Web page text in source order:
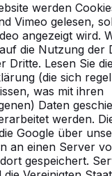
werden
Vimeo gelesen,
angezeigt wird.
die Nutzung der
Dritte. Lesen Sie
(die sich
was mit ihren
Daten
werden.
Google über
an einen Server
gespeichert.